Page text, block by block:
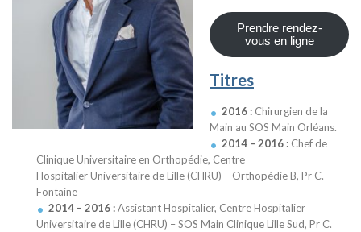
Prendre rendez-
vous en ligne
Titres
2016 : Chirurgien de la
Main au SOS Main Orléans.
2014 – 2016 : Chef de
Clinique Universitaire en Orthopédie, Centre
Hospitalier Universitaire de Lille (CHRU) – Orthopédie B, Pr C.
Fontaine
2014 – 2016 :Assistant Hospitalier, Centre Hospitalier
Universitaire de Lille (CHRU) – SOS Main Clinique Lille Sud, Pr C.